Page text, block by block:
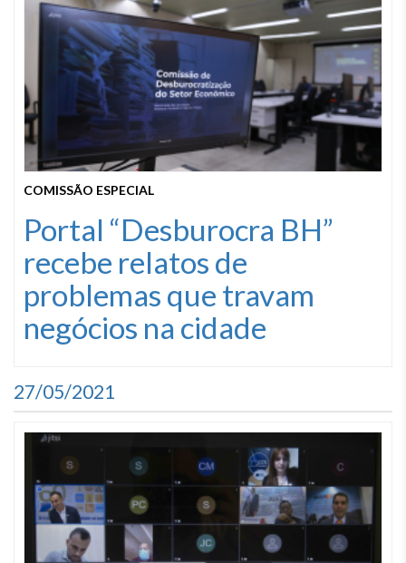
COMISSÃO ESPECIAL
Portal “Desburocra BH”
recebe relatos de
problemas que travam
negócios na cidade
27/05/2021